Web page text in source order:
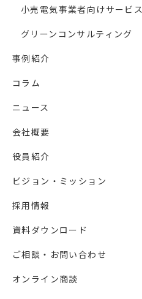
小売電気事業者向けサービス
グリーンコンサルティング
事例紹介
コラム
ニュース
会社概要
役員紹介
ビジョン・ミッション
採用情報
資料ダウンロード
ご相談・お問い合わせ
オンライン商談